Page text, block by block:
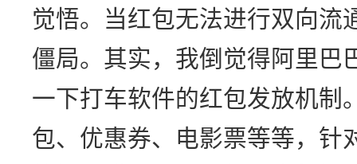
觉悟。当红包无法进行双向流
僵局。其实，我倒觉得阿里巴
一下打车软件的红包发放机制
包、优惠券、电影票等等，针